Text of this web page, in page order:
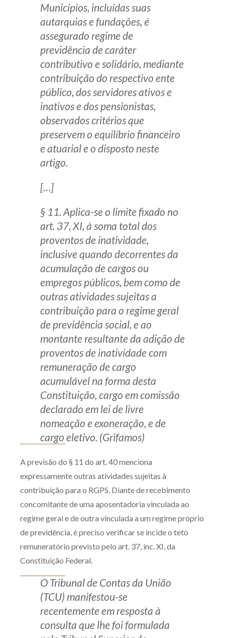
Municípios, incluídas suas
autarquias e fundações, é
assegurado regime de
previdência de caráter
contributivo e solidário, mediante
contribuição do respectivo ente
público, dos servidores ativos e
inativos e dos pensionistas,
observados critérios que
preservem o equilíbrio financeiro
e atuarial e o disposto neste
artigo.
[…]
§ 11. Aplica-se o limite fixado no
art. 37, XI, à soma total dos
proventos de inatividade,
inclusive quando decorrentes da
acumulação de cargos ou
empregos públicos, bem como de
outras atividades sujeitas a
contribuição para o regime geral
de previdência social, e ao
montante resultante da adição de
proventos de inatividade com
remuneração de cargo
acumulável na forma desta
Constituição, cargo em comissão
declarado em lei de livre
nomeação e exoneração, e de
cargo eletivo. (Grifamos)
A previsão do § 11 do art. 40 menciona
expressamente outras atividades sujeitas à
contribuição para o RGPS. Diante de recebimento
concomitante de uma aposentadoria vinculada ao
regime geral e de outra vinculada a um regime próprio
de previdência, é preciso verificar se incide o teto
remuneratório previsto pelo art. 37, inc. XI, da
Constituição Federal.
O Tribunal de Contas da União
(TCU) manifestou-se
recentemente em resposta à
consulta que lhe foi formulada